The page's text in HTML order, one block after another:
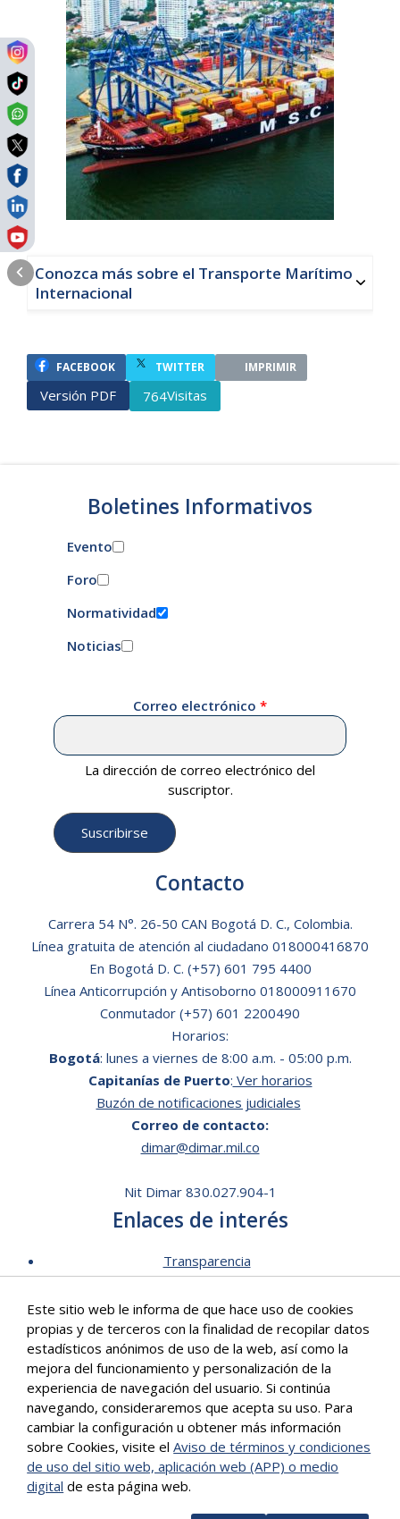
Conozca más sobre el Transporte Marítimo
Internacional
FACEBOOK TWITTER IMPRIMIR
Versión PDF 764Visitas
Boletines Informativos
Evento
Foro
Normatividad
Noticias
Correo electrónico
La dirección de correo electrónico del
suscriptor.
Contacto
Carrera 54 N°. 26-50 CAN Bogotá D. C., Colombia.
Línea gratuita de atención al ciudadano 018000416870
En Bogotá D. C. (+57) 601 795 4400
Línea Anticorrupción y Antisoborno 018000911670
Conmutador (+57) 601 2200490
Horarios:
Bogotá: lunes a viernes de 8:00 a.m. - 05:00 p.m.
Capitanías de Puerto: Ver horarios
Buzón de notificaciones judiciales
Correo de contacto:
dimar@dimar.mil.co
Nit Dimar 830.027.904-1
Enlaces de interés
Transparencia
Mecanismos de contacto
Software para personas en situación de discapacidad
Signos en Red
Intranet de Dimar
Correo Institucional
Políticas
Mapa del sitio
Este sitio web le informa de que hace uso de cookies
propias y de terceros con la finalidad de recopilar datos
estadísticos anónimos de uso de la web, así como la
mejora del funcionamiento y personalización de la
experiencia de navegación del usuario. Si continúa
navegando, consideraremos que acepta su uso. Para
cambiar la configuración u obtener más información
sobre Cookies, visite elAviso de términos y condiciones
de uso del sitio web, aplicación web (APP) o medio
digital de esta página web.